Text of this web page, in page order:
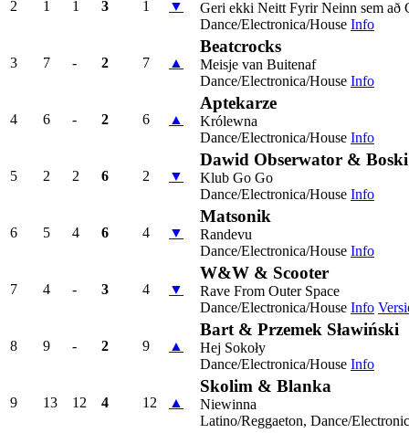
2 1 1 3 1 ▼
Geri ekki Neitt Fyrir Neinn sem að
Dance/Electronica/House Info
3 7 - 2 7 ▲
Beatcrocks
Meisje van Buitenaf
Dance/Electronica/House Info
4 6 - 2 6 ▲
Aptekarze
Królewna
Dance/Electronica/House Info
5 2 2 6 2 ▼
Dawid Obserwator &
Klub Go Go
Dance/Electronica/House Info
6 5 4 6 4 ▼
Matsonik
Randevu
Dance/Electronica/House Info
7 4 - 3 4 ▼
W&W & Scooter
Rave From Outer Space
Dance/Electronica/House Info
8 9 - 2 9 ▲
Bart & Przemek Sławiński
Hej Sokoły
Dance/Electronica/House Info
9 13 12 4 12 ▲
Skolim & Blanka
Niewinna
Latino/Reggaeton, Dance/